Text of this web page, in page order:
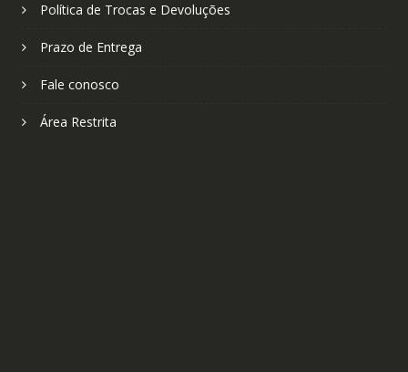
Política de Trocas e Devoluções
Prazo de Entrega
Fale conosco
Área Restrita